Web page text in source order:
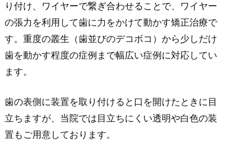
り付け、ワイヤーで繋ぎ合わせることで、ワイヤー
の張力を利用して歯に力をかけて動かす矯正治療で
す。重度の叢生（歯並びのデコボコ）から少しだけ
歯を動かす程度の症例まで幅広い症例に対応してい
ます。
歯の表側に装置を取り付けると口を開けたときに目
立ちますが、当院では目立ちにくい透明や白色の装
置もご用意しております。